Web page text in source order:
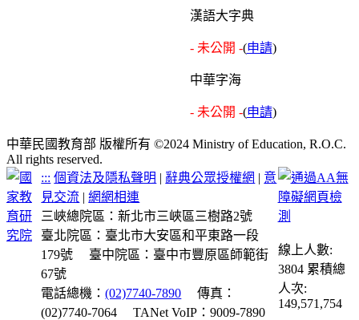
漢語大字典
- 未公開 -(申請)
中華字海
- 未公開 -(申請)
中華民國教育部 版權所有 ©2024 Ministry of Education, R.O.C.
All rights reserved.
::: 個資法及隱私聲明 | 辭典公眾授權網 | 意
見交流 |網網相連
三峽總院區：新北市三峽區三樹路2號
臺北院區：臺北市大安區和平東路一段
179號
臺中院區：臺中市豐原區師範街
67號
電話總機：(02)7740-7890
傳真：
(02)7740-7064
TANet VoIP：9009-7890
線上人數:
3804 累積總
人次:
149,571,754